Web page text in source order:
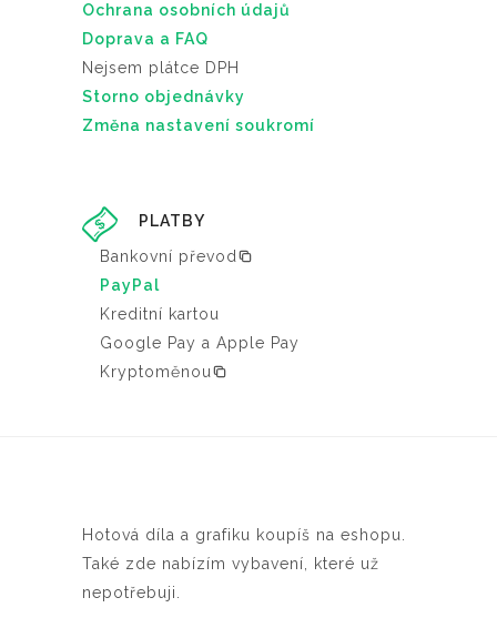
Ochrana osobních údajů
Doprava a FAQ
Nejsem plátce DPH
Storno objednávky
Změna nastavení soukromí
PLATBY
Bankovní převod
PayPal
Kreditní kartou
Google Pay a Apple Pay
Kryptoměnou
Hotová díla a grafiku koupíš na eshopu.
Také zde nabízím vybavení, které už
nepotřebuji.